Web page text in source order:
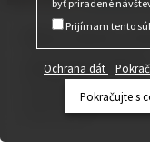
BAU 2023:
Včera večer sme sa
stánku Cobiax.
byť priradené
Prijímam tento
Ochrana dát
Pokračujte s